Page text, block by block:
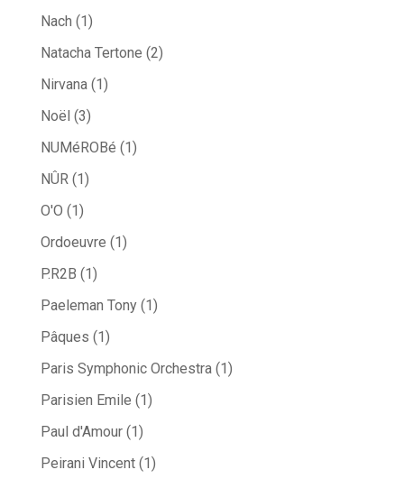
Nach (1)
Natacha Tertone (2)
Nirvana(1)
Noël (3)
NUMéROBé (1)
NÛR(1)
O'O (1)
Ordoeuvre (1)
P.R2B (1)
Paeleman Tony(1)
Pâques (1)
Paris Symphonic Orchestra(1)
Parisien Emile (1)
Paul d'Amour(1)
Peirani Vincent(1)